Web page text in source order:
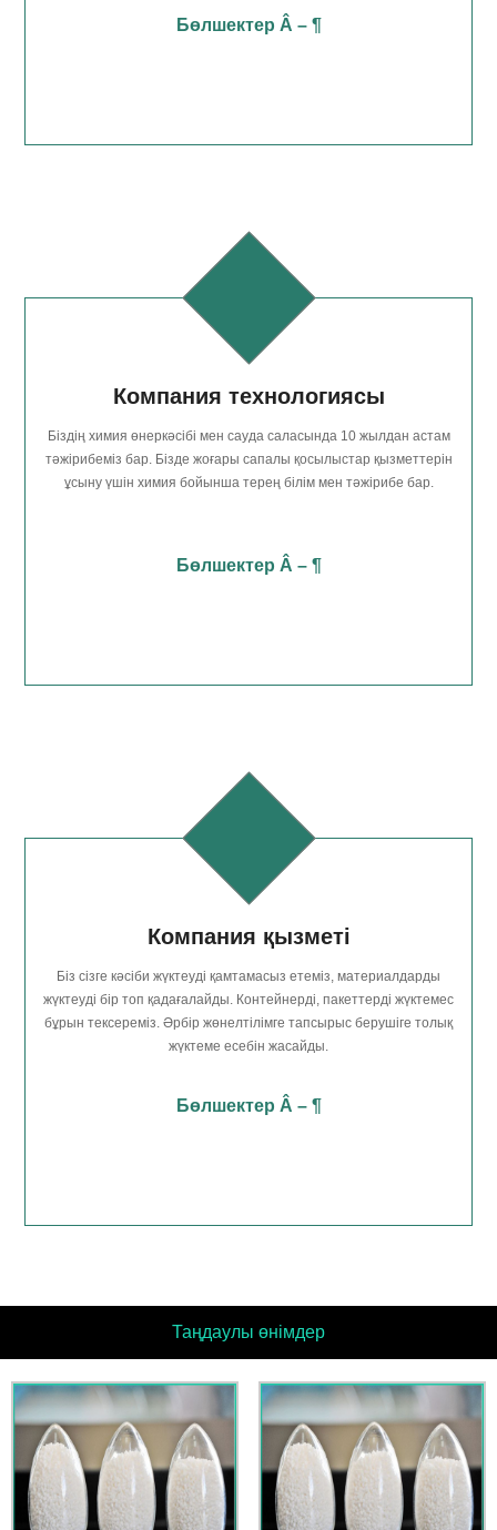
Бөлшектер Â – ¶
Компания технологиясы
Біздің химия өнеркәсібі мен сауда саласында 10 жылдан астам
тәжірибеміз бар. Бізде жоғары сапалы қосылыстар қызметтерін
ұсыну үшін химия бойынша терең білім мен тәжірибе бар.
Бөлшектер Â – ¶
Компания қызметі
Біз сізге кәсіби жүктеуді қамтамасыз етеміз, материалдарды
жүктеуді бір топ қадағалайды. Контейнерді, пакеттерді жүктемес
бұрын тексереміз. Әрбір жөнелтілімге тапсырыс берушіге толық
жүктеме есебін жасайды.
Бөлшектер Â – ¶
Таңдаулы өнімдер